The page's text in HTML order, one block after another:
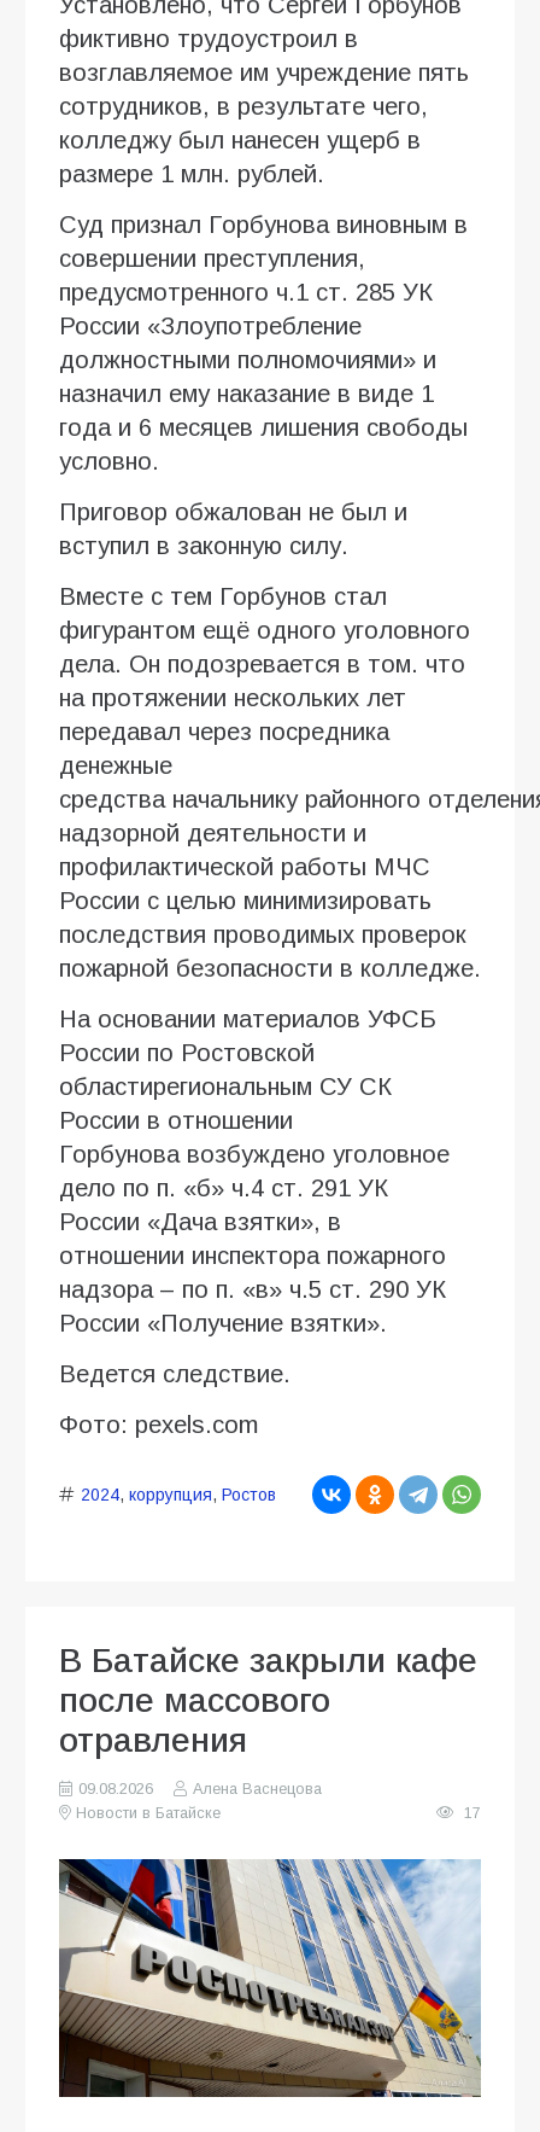
фиктивно трудоустроил в
возглавляемое им учреждение пять
сотрудников, в результате чего,
колледжу был нанесен ущерб в
размере 1 млн. рублей.
Суд признал Горбунова виновным в
совершении преступления,
предусмотренного ч.1 ст. 285 УК
России «Злоупотребление
должностными полномочиями» и
назначил ему наказание в виде 1
года и 6 месяцев лишения свободы
условно.
Приговор обжалован не был и
вступил в законную силу.
Вместе с тем Горбунов стал
фигурантом ещё одного уголовного
дела. Он подозревается в том. что
на протяжении нескольких лет
передавал через посредника
денежные
средства начальнику районного
надзорной деятельности и
профилактической работы МЧС
России с целью минимизировать
последствия проводимых проверок
пожарной безопасности в колледже.
На основании материалов УФСБ
России по Ростовской
областирегиональным СУ СК
России в отношении
Горбунова возбуждено уголовное
дело по п. «б» ч.4 ст. 291 УК
России «Дача взятки», в
отношении инспектора пожарного
надзора – по п. «в» ч.5 ст. 290 УК
России «Получение взятки».
Ведется следствие.
Фото: pexels.com
2024, коррупция, Ростов
В Батайске закрыли кафе
после массового
отравления
09.08.2026
Алена Васнецова
Новости в Батайске
17